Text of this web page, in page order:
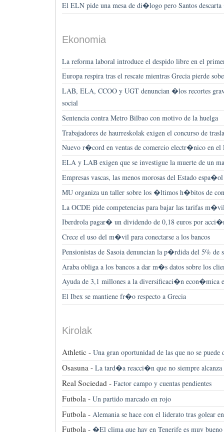
El ELN pide una mesa de di�logo pero Santos
Ekonomia
La reforma laboral introduce el despido libre en el
Europa respira tras el rescate mientras Grecia pierde
LAB, ELA, CCOO y UGT denuncian �los recortes
social
Sentencia contra Metro Bilbao con motivo de la huelga
Trabajadores de haurreskolak exigen el concurso de
Nuevo r�cord en ventas de comercio electr�nico en el
ELA y LAB exigen que se investigue la muerte de un
Empresas vascas, las menos morosas del Estado espa�ol
MU organiza un taller sobre los �ltimos h�bitos de
La OCDE pide competencias para bajar las tarifas
Iberdrola pagar� un dividendo de 0,18 euros por
Crece el uso del m�vil para conectarse a los bancos
Pensionistas de Sasoia denuncian la p�rdida del 5% de
Araba obliga a los bancos a dar m�s datos sobre los
Ayuda de 3,1 millones a la diversificaci�n econ�mica
El Ibex se mantiene fr�o respecto a Grecia
Kirolak
Athletic - Una gran oportunidad de las que no se puede
Osasuna - La tard�a reacci�n que no siempre alcanza
Real Sociedad - Factor campo y cuentas pendientes
Futbola - Un partido marcado en rojo
Futbola - Alemania se hace con el liderato tras golear
Futbola - �El clima que hay en Tenerife es muy